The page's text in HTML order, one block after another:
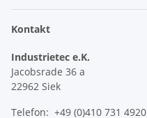
Kontakt
Industrietec e.K.
Jacobsrade 36 a
22962 Siek
Telefon: +49 (0)410 731 4920